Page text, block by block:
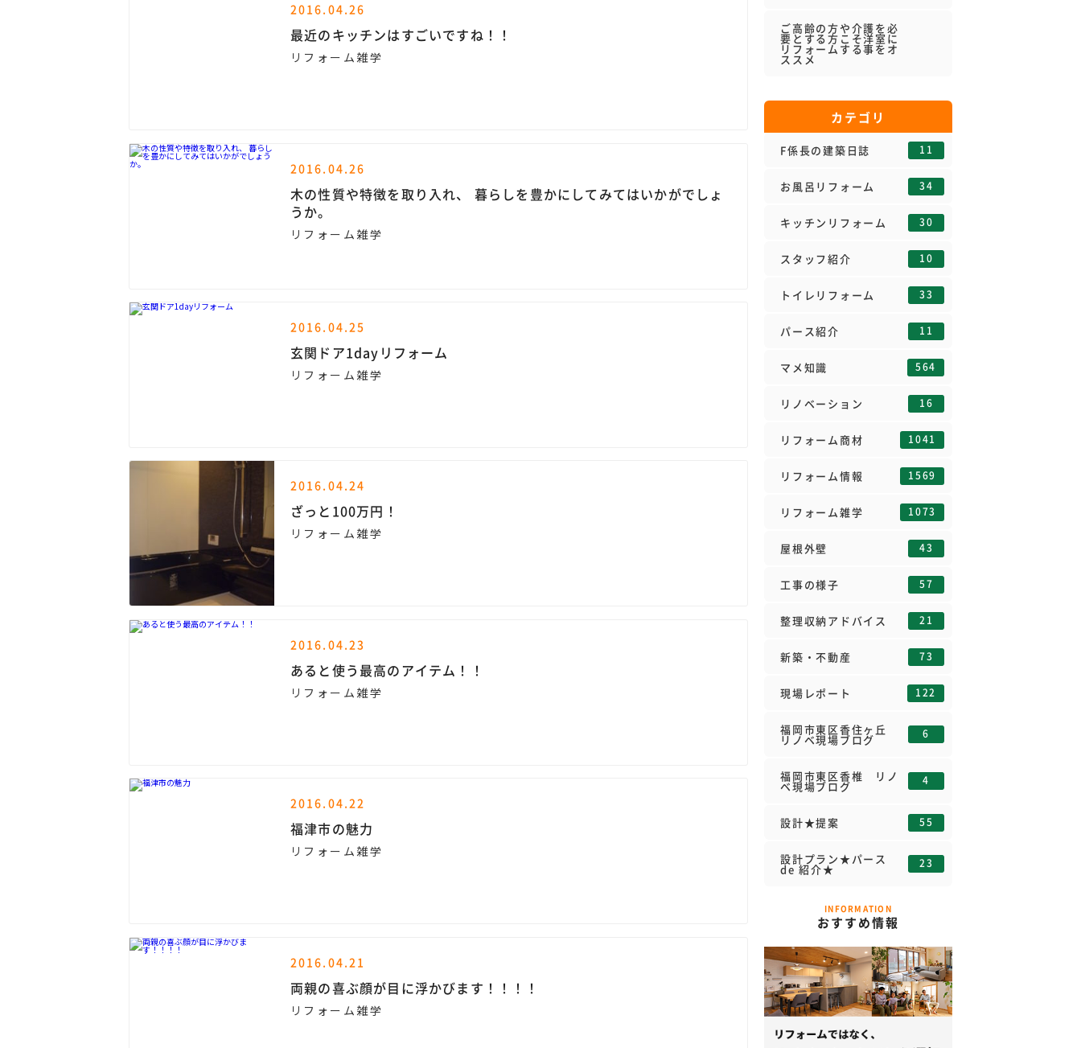
2016.04.26
最近のキッチンはすごいですね！！
リフォーム雑学
2016.04.26
木の性質や特徴を取り入れ、 暮らしを豊かにしてみてはいかがでしょ
うか。
リフォーム雑学
2016.04.25
玄関ドア1dayリフォーム
リフォーム雑学
2016.04.24
ざっと100万円！
リフォーム雑学
2016.04.23
あると使う最高のアイテム！！
リフォーム雑学
2016.04.22
福津市の魅力
リフォーム雑学
2016.04.21
両親の喜ぶ顔が目に浮かびます！！！！
リフォーム雑学
ご高齢の方や介護を必
要とする方こそ洋室に
リフォームする事をオ
ススメ
カテゴリ
F係長の建築日誌 11
お風呂リフォーム 34
キッチンリフォーム 30
スタッフ紹介 10
トイレリフォーム 33
パース紹介 11
マメ知識 564
リノベーション 16
リフォーム商材 1041
リフォーム情報 1569
リフォーム雑学 1073
屋根外壁 43
工事の様子 57
整理収納アドバイス 21
新築・不動産 73
現場レポート 122
福岡市東区香住ヶ丘
リノベ現場ブログ 6
福岡市東区香椎 リノ
ベ現場ブログ 4
設計★提案 55
設計プラン★パース
de 紹介★ 23
INFORMATION
おすすめ情報